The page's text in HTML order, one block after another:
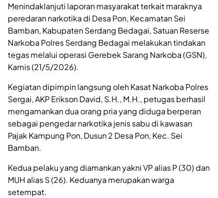
Menindaklanjuti laporan masyarakat terkait maraknya
peredaran narkotika di Desa Pon, Kecamatan Sei
Bamban, Kabupaten Serdang Bedagai, Satuan Reserse
Narkoba Polres Serdang Bedagai melakukan tindakan
tegas melalui operasi Gerebek Sarang Narkoba (GSN),
Kamis (21/5/2026).
Kegiatan dipimpin langsung oleh Kasat Narkoba Polres
Sergai, AKP Erikson David, S.H., M.H., petugas berhasil
mengamankan dua orang pria yang diduga berperan
sebagai pengedar narkotika jenis sabu di kawasan
Pajak Kampung Pon, Dusun 2 Desa Pon, Kec. Sei
Bamban.
Kedua pelaku yang diamankan yakni VP alias P (30) dan
MUH alias S (26). Keduanya merupakan warga
setempat.